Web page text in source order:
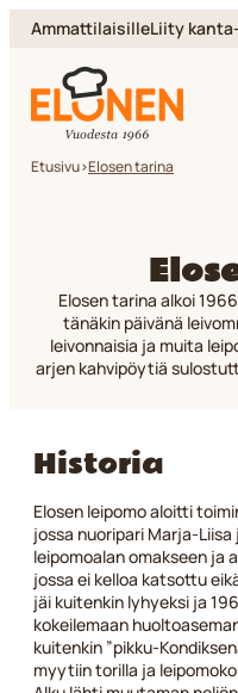
Siirry
sisältöön
AmmattilaisilleLiity
Elonen
Etusivu>Elosen tarina
Elosen tarina alkoi
tänäkin päivänä
leivonnaisia ja muita
arjen kahvipöytiä
Historia
Elosen leipomo aloitti
jossa nuoripari Marja-
leipomoalan omakseen ja
jossa ei kelloa katsottu
jäi kuitenkin lyhyeksi ja
kokeilemaan
kuitenkin ”pikku-
myytiin torilla ja